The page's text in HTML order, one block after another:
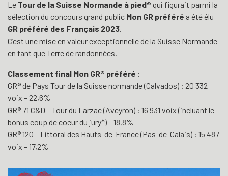
Le Tour de la Suisse Normande à pied® qui figurait parmi la
sélection du concours grand public Mon GR préféré a été élu
GR préféré des Français 2023.
C’est une mise en valeur exceptionnelle de la Suisse Normande
en tant que Terre de randonnées.
Classement final Mon GR® préféré :
GR® de Pays Tour de la Suisse normande (Calvados) : 20 332
voix – 22,6%
GR® 71 C&D – Tour du Larzac (Aveyron) : 16 931 voix (incluant le
bonus coup de coeur du jury*) – 18,8%
GR® 120 – Littoral des Hauts-de-France (Pas-de-Calais) : 15 487
voix – 17,2%